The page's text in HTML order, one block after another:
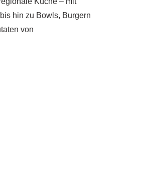
hin zu Bowls, Burgern
von